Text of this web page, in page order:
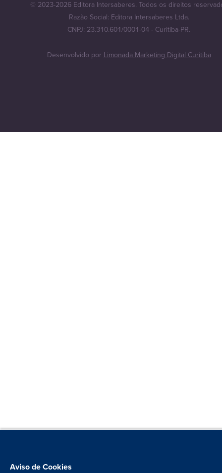
© 2023-2026 Editora Intersaberes. Todos os direitos
Razão Social: Editora Intersaberes Ltda.
CNPJ: 23.310.601/0001-04 - Curitiba-PR.
Desenvolvido por Limonada Marketing Digital Curitiba
Aviso de Cookies